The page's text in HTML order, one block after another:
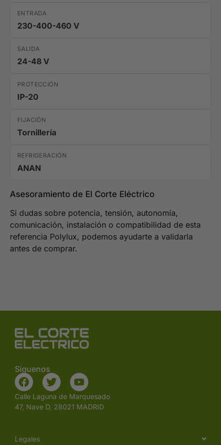
ENTRADA
230-400-460 V
SALIDA
24-48 V
PROTECCIÓN
IP-20
FIJACIÓN
Tornillería
REFRIGERACIÓN
ANAN
Asesoramiento de El Corte Eléctrico
Si dudas sobre potencia, tensión, autonomía,
comunicación, instalación o compatibilidad de esta
referencia Polylux, podemos ayudarte a validarla
antes de comprar.
Siguenos
Calle Laguna de Marquesado
47, Nave D, 28021 MADRID
Legales